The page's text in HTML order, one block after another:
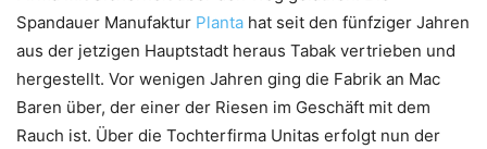
Spandauer Manufaktur Planta hat seit den fünfziger Jahren
aus der jetzigen Hauptstadt heraus Tabak vertrieben und
hergestellt. Vor wenigen Jahren ging die Fabrik an Mac
Baren über, der einer der Riesen im Geschäft mit dem
Rauch ist. Über die Tochterfirma Unitas erfolgt nun der